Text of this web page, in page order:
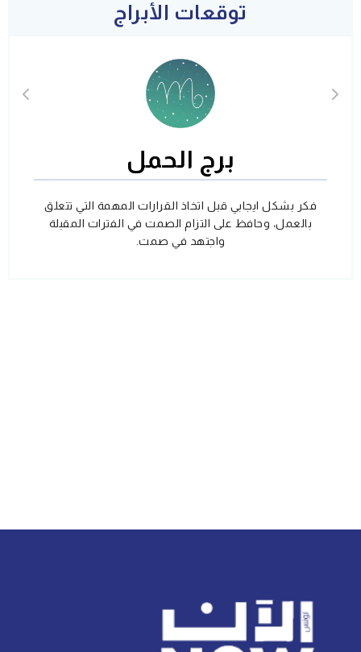
توقعات الأبراج
برج الحمل
فكر بشكل ايجابي قبل اتخاذ القرارات المهمة التي تتعلق
بالعمل، وحافظ على التزام الصمت في الفترات المقبلة
واجتهد في صمت.